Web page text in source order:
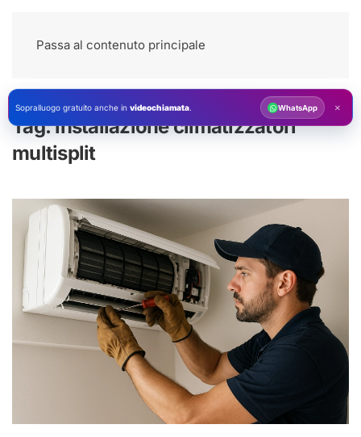
Passa al contenuto principale
Tag:installazione climatizzatori
multisplit
Sopralluogo gratuito anche in videochiamata. WhatsApp ×